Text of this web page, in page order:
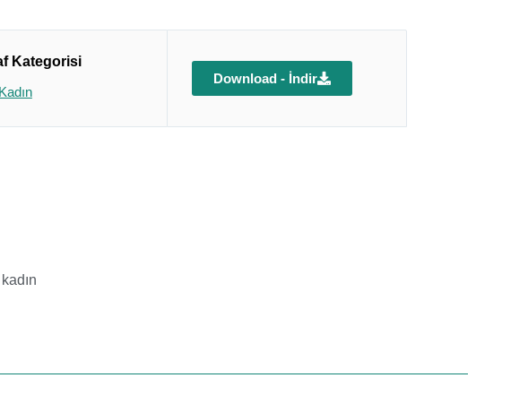
Kategorisi
Download - İndir